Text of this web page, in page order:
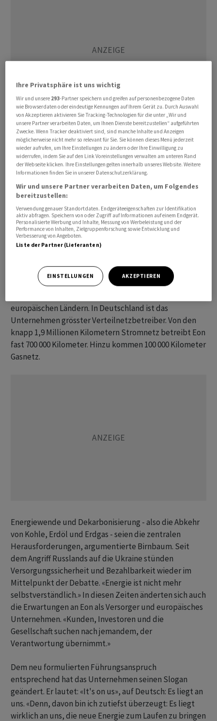
Birnbaum verwies auf die Bedeutung der Stromnetze.
«Über 95 Prozent aller Erneuerbaren-Energien-Anlagen
sind in Deutschland an das Verteilnetz angeschlossen,
davon ein grosser Teil ans Eon-Netz.» Kürzlich habe Eon
die einmillionste Anlage ans Netz angeschlossen. Bis
2030 müssten weitere sechs Millionen neue Anlagen und
dezentrale Verbraucher ans Eon-Netz angeschlossen
werden. «Energiewende bei Eon heisst also: Riesige
Investitionen in die Infrastruktur, die Netze, stemmen.
Sie machen über 75 Prozent unseres Geschäftes aus.»
Eon ist nach eigenen Angaben einer der grössten
Verteilnetzbetreiber Europas mit rund 1,6 Millionen
europäischen Ländern. In Deutschland ist das
Unternehmen grösster Verteilnetzbetreiber. Von den
knapp 1,9 Millionen Kilometern Stromnetz betreibt Eon
fast 700 000 Kilometer. Hinzu kommen 100 000 Kilometer
Gasnetz.
Energiewende und Dekarbonisierung - also die Abkehr
von Kohle, Erdöl und Erdgas - seien die zentralen
Herausforderungen, argumentierte Birnbaum. Seit
dem Angriff Russlands auf die Ukraine stünden
Versorgungssicherheit und Bezahlbarkeit wieder im
Mittelpunkt der Debatte. «Energie ist nicht mehr
selbstverständlich.» In diesen Zeiten änderten sich auch
die Erwartungen an Eon als Versorger und europäisches
Unternehmen. «Kunden, Investoren und die
Gesellschaft suchen nach jemandem, der
Verantwortung übernimmt.»
Dem neu formulierten Führungsanspruch
entsprechend hat das Unternehmen seinen Slogan
geändert. Er lautet: «It's on us», auf Deutsch: Es liegt an
uns. «Denn, davon bin ich zutiefst überzeugt: Es liegt
wirklich an uns, die neue Energie zum Laufen zu bringen
Ihre Privatsphäre ist uns wichtig
Wir und unsere 293-Partner speichern und greifen auf personenbezogene Daten
wie Browserdaten oder eindeutige Kennungen auf Ihrem Gerät zu. Durch Auswahl
von Akzeptieren aktivieren Sie Tracking-Technologien für die unter „Wir und
unsere Partner verarbeiten Daten, um Ihnen Dienste bereitzustellen“ aufgeführten
Zwecke. Wenn Tracker deaktiviert sind, sind manche Inhalte und Anzeigen
möglicherweise nicht mehr so relevant für Sie. Sie können dieses Menü jederzeit
wieder aufrufen, um Ihre Einstellungen zu ändern oder Ihre Einwilligung zu
widerrufen, indem Sie auf den Link Voreinstellungen verwalten am unteren Rand
der Webseite klicken. Ihre Einstellungen gelten innerhalb unseres Website. Weitere
Informationen finden Sie in unserer Datenschutzerklärung.
Wir und unsere Partner verarbeiten Daten, um Folgendes
bereitzustellen:
Verwendung genauer Standortdaten. Endgeräteeigenschaften zur Identifikation
aktiv abfragen. Speichern von oder Zugriff auf Informationen auf einem Endgerät.
Personalisierte Werbung und Inhalte, Messung von Werbeleistung und der
Performance von Inhalten, Zielgruppenforschung sowie Entwicklung und
Verbesserung von Angeboten.
Liste der Partner (Lieferanten)
EINSTELLUNGEN AKZEPTIEREN